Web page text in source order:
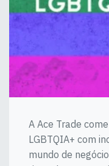
A Ace Trade
LGBTQIA+ com
mundo de